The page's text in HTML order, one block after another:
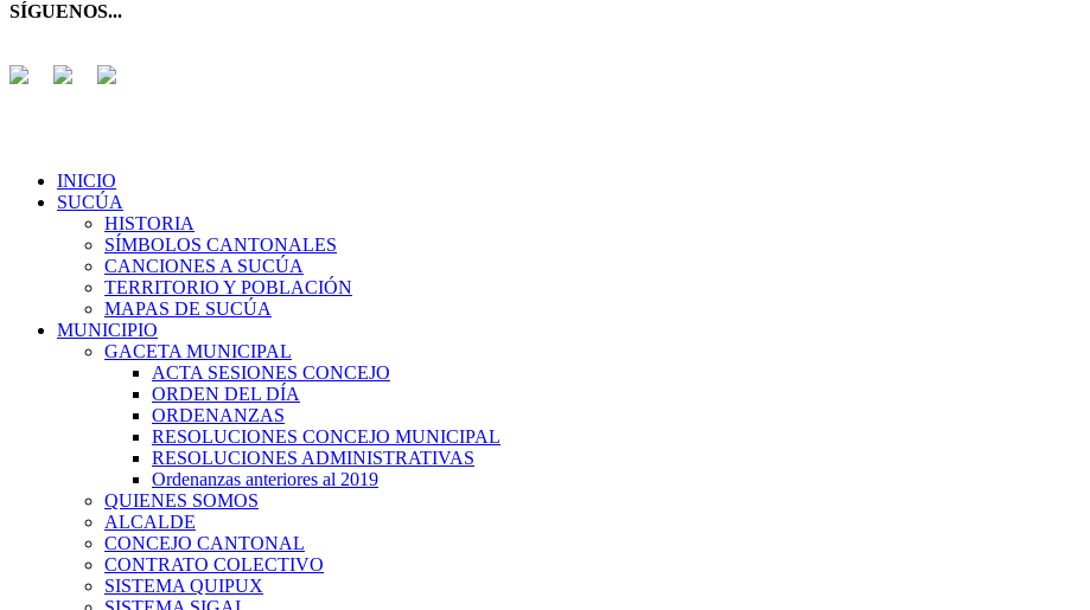
SÍGUENOS...
INICIO
SUCÚA
HISTORIA
SÍMBOLOS CANTONALES
CANCIONES A SUCÚA
TERRITORIO Y POBLACIÓN
MAPAS DE SUCÚA
MUNICIPIO
GACETA MUNICIPAL
ACTA SESIONES CONCEJO
ORDEN DEL DÍA
ORDENANZAS
RESOLUCIONES CONCEJO MUNICIPAL
RESOLUCIONES ADMINISTRATIVAS
Ordenanzas anteriores al 2019
QUIENES SOMOS
ALCALDE
CONCEJO CANTONAL
CONTRATO COLECTIVO
SISTEMA QUIPUX